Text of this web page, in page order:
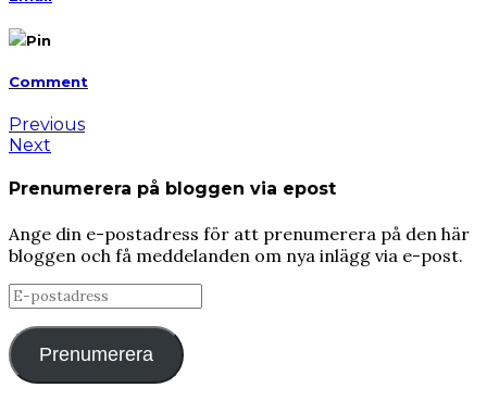
Pin
Comment
Previous
Next
Prenumerera på bloggen via epost
Ange din e-postadress för att prenumerera på den här
bloggen och få meddelanden om nya inlägg via e-post.
E-
postadress
Prenumerera